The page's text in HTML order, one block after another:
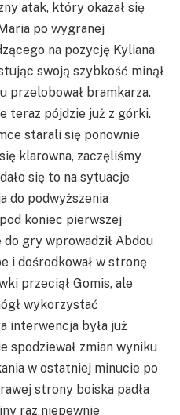
atak, który okazał się
po wygranej
na pozycję Kyliana
swoją szybkość minął
przelobował bramkarza.
teraz pójdzie już z górki.
starali się ponownie
klarowna, zaczęliśmy
się to na sytuacje
do podwyższenia
koniec pierwszej
do gry wprowadził Abdou
i dośrodkował w stronę
przeciął Gomis, ale
wykorzystać
interwencja była już
spodziewał zmian wyniku
w ostatniej minucie po
strony boiska padła
raz niepewnie